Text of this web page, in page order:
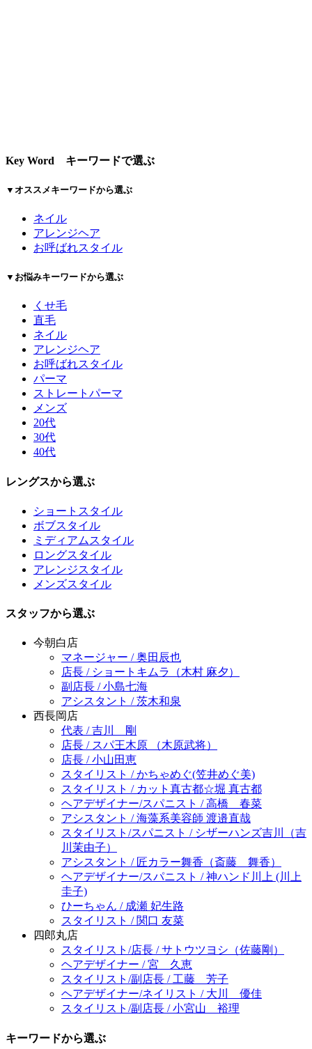
Key Word キーワードで選ぶ
▼オススメキーワードから選ぶ
ネイル
アレンジヘア
お呼ばれスタイル
▼お悩みキーワードから選ぶ
くせ毛
直毛
ネイル
アレンジヘア
お呼ばれスタイル
パーマ
ストレートパーマ
メンズ
20代
30代
40代
レングスから選ぶ
ショートスタイル
ボブスタイル
ミディアムスタイル
ロングスタイル
アレンジスタイル
メンズスタイル
スタッフから選ぶ
今朝白店
マネージャー / 奥田辰也
店長 / ショートキムラ（木村 麻夕）
副店長 / 小島七海
アシスタント / 茨木和泉
西長岡店
代表 / 吉川 剛
店長 / スパ王木原 （木原武将）
店長 / 小山田恵
スタイリスト / かちゃめぐ(笠井めぐ美)
スタイリスト / カット真古都☆堀 真古都
ヘアデザイナー/スパニスト / 高橋 春菜
アシスタント / 海藻系美容師 渡邉直哉
スタイリスト/スパニスト / シザーハンズ吉川（吉
川茉由子）
アシスタント / 匠カラー舞香（斎藤 舞香）
ヘアデザイナー/スパニスト / 神ハンド川上 (川上
圭子)
ひーちゃん / 成瀬 妃生路
スタイリスト / 関口 友菜
四郎丸店
スタイリスト/店長 / サトウツヨシ（佐藤剛）
ヘアデザイナー / 宮 久恵
スタイリスト/副店長 / 工藤 芳子
ヘアデザイナー/ネイリスト / 大川 優佳
スタイリスト/副店長 / 小宮山 裕理
キーワードから選ぶ